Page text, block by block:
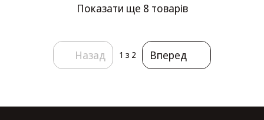
Показати ще 8 товарів
Назад 1 з 2 Вперед